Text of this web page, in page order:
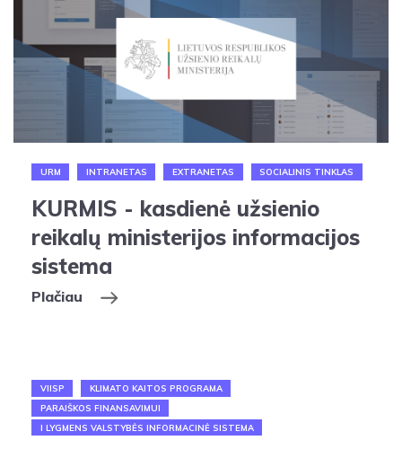
URM INTRANETAS EXTRANETAS SOCIALINIS TINKLAS
KURMIS - kasdienė užsienio
reikalų ministerijos informacijos
sistema
Plačiau
VIISP
KLIMATO KAITOS PROGRAMA
PARAIŠKOS FINANSAVIMUI
I LYGMENS VALSTYBĖS INFORMACINĖ SISTEMA